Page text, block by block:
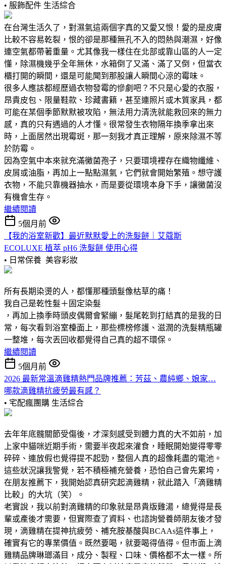
• 服飾配件 生活綜合
在台灣生活久了，對濕氣這兩個字真的又愛又恨！愛的是皮膚
比較不容易乾裂，恨的卻是那種無孔不入的悶熱與潮濕，好像
連空氣都帶著重量。尤其像我一樣住在北部或靠山區的人一定
懂，除濕機幾乎全年無休，水箱倒了又滿、滿了又倒，但當衣
櫃打開的瞬間，還是可能聞到那股讓人瞬間心涼的霉味。
很多人應該都經歷過衣物發霉的慘劇吧？不只是心愛的衣服，
昂貴皮包、限量鞋款、珍藏書籍，甚至連照片或木質家具，都
可能在某個季節默默被攻陷，無法用力清洗就能救回來的無力
感，真的只有遇過的人才懂。很常發生衣物隔年換季拿出來
時，上面居然出現霉斑，那一刻我才真正理解，原來除濕不等
於防霉。
因為空氣中本來就充滿黴菌孢子，只要環境裡存在織物纖維、
皮屑或油脂，再加上一點點濕氣，它們就會開始繁殖。想守護
衣物，不能只靠機器抽水，而是要從環境本身下手，讓黴菌沒
有機會生存。
繼續閱讀
5個月前
【我的浴室新歡】最近默默愛上的洗髮餅｜艾蔻斯
ECOLUXE 植萃 pH6 洗髮餅 使用心得
• 日常保養 美容彩妝
所有長期染燙的人，都懂那種頭髮像枯草的痛！
我自己是乾性髮＋固定染髮
，再加上換季時頭皮偶爾會緊繃，髮尾乾到打結真的是我的日
常，每次看到浴室檯面上，那些標榜修護、滋潤的洗髮精瓶罐
一整堆，每次丟回收都覺得自己真的超不環保。
繼續閱讀
5個月前
2026 最新常溫滴雞精熱門品牌推薦：芳茲、農純鄉、娘家…
哪款滴雞精抗疲勞最有感？
• 宅配瘋團購 生活綜合
去年年底髖關節受傷後，才深刻感受到體力真的大不如前，加
上家中貓咪近期手術，需要半夜起來灌食，睡眠開始變得零零
碎碎、連放假也覺得提不起勁，整個人真的超像耗盡的電池。
這些狀況讓我警覺，若不積極補充營養，恐怕自己會先累垮，
在朋友推薦下，我開始認真研究起滴雞精，就此踏入「滴雞精
比較」的大坑（笑）。
老實說，我以前對滴雞精的印象就是昂貴版雞湯，總覺得是長
輩或產後才需要，但實際查了資料、也諮詢營養師朋友後才發
現，滴雞精在提神抗疲勞、補充胺基酸與BCAAs這件事上，
確實有它的專業價值。既然要喝，就要喝得值得。但市面上滴
雞精品牌琳瑯滿目，成分、製程、口味、價格都不太一樣。所